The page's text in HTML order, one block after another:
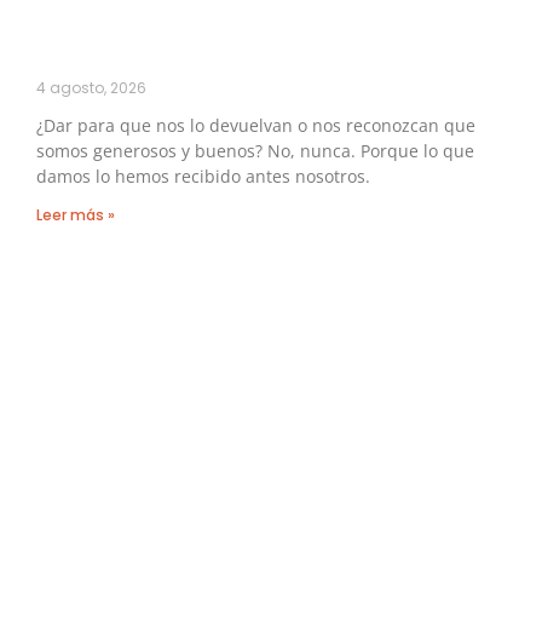
4 agosto, 2026
¿Dar para que nos lo devuelvan o nos reconozcan que
somos generosos y buenos? No, nunca. Porque lo que
damos lo hemos recibido antes nosotros.
Leer más »